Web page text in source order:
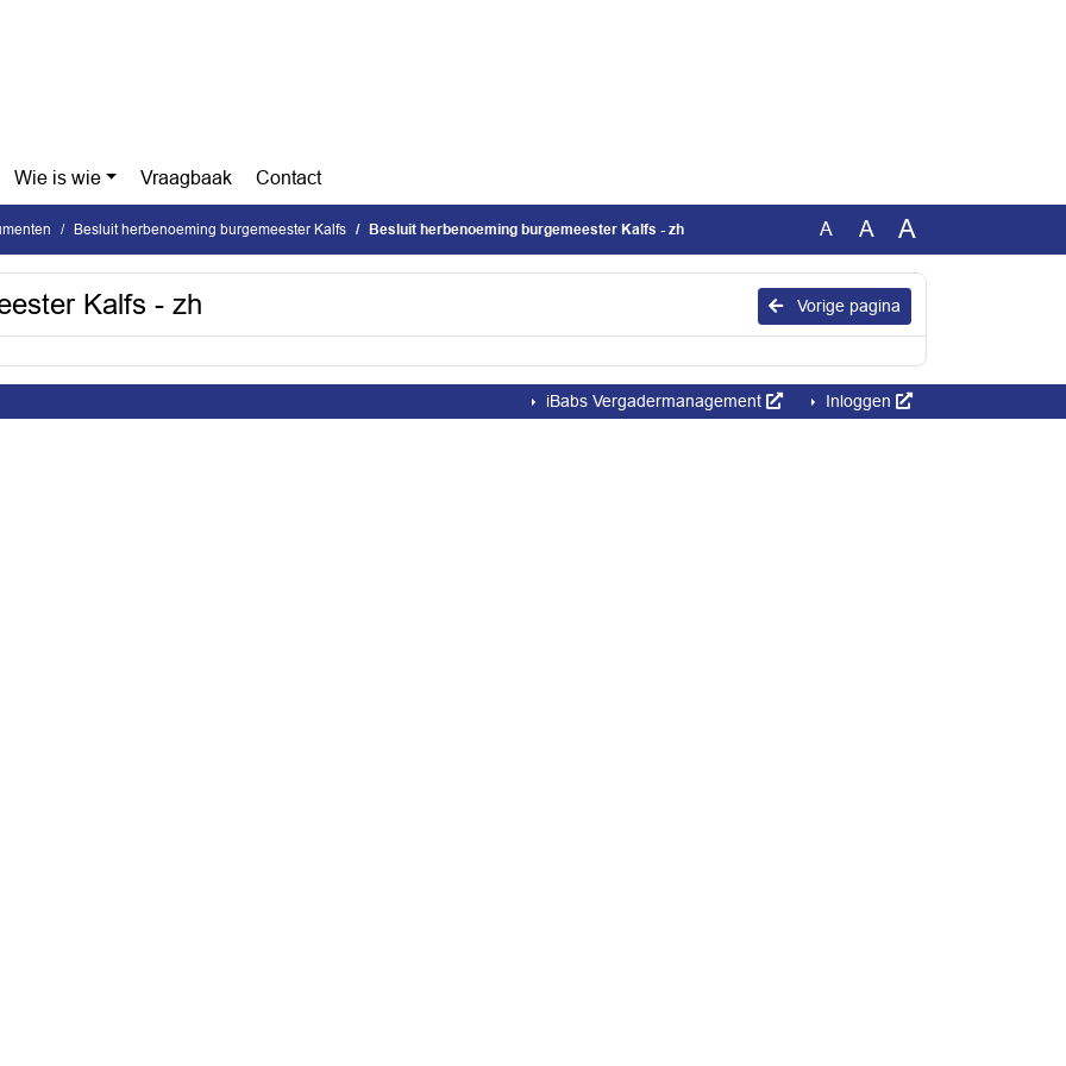
Wie is wie Vraagbaak Contact
Besluit herbenoeming burgemeester Kalfs Besluit herbenoeming burgemeester Kalfs - zh A A A
Vorige pagina
Kalfs - zh
iBabs Vergadermanagement Inloggen